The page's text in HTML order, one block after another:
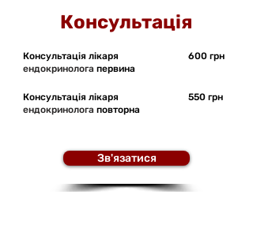
Консультація
Консультація лікаря
ендокринолога первина
600 грн
Консультація лікаря
ендокринолога повторна
550 грн
Зв'язатися